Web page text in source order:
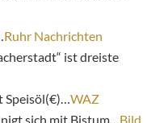
Ruhr Nachrichten
ist dreiste
Speisöl(€)…WAZ
sich mit Bistum…Bild